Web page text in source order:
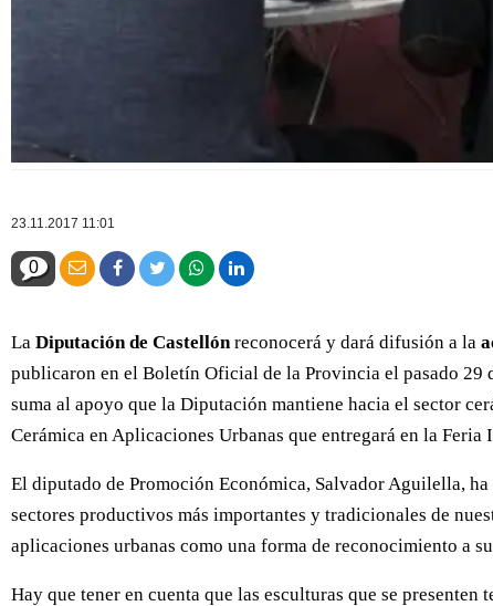
23.11.2017 11:01
0
La Diputación de Castellón reconocerá y dará difusión a la
publicaron en el Boletín Oficial de la Provincia el pasado 29
suma al apoyo que la Diputación mantiene hacia el sector
Cerámica en Aplicaciones Urbanas que entregará en la Feria
El diputado de Promoción Económica, Salvador Aguilella,
sectores productivos más importantes y tradicionales de
aplicaciones urbanas como una forma de reconocimiento a
Hay que tener en cuenta que las esculturas que se